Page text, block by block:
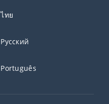
ไทย
Русский
Português